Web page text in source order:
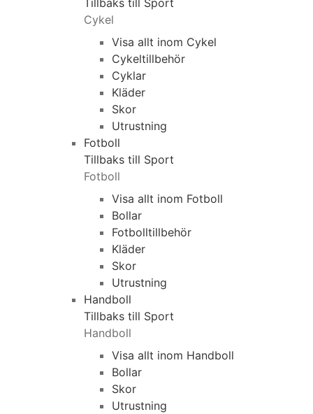
Cykel
Visa allt inom Cykel
Cykeltillbehör
Cyklar
Kläder
Skor
Utrustning
Fotboll
Tillbaks till Sport
Fotboll
Visa allt inom Fotboll
Bollar
Fotbolltillbehör
Kläder
Skor
Utrustning
Handboll
Tillbaks till Sport
Handboll
Visa allt inom Handboll
Bollar
Skor
Utrustning